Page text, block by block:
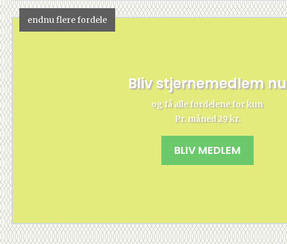
endnu flere fordele
Bliv stjernemedlem nu
og få alle fordelene for kun
Pr. måned 29 kr.
BLIV MEDLEM